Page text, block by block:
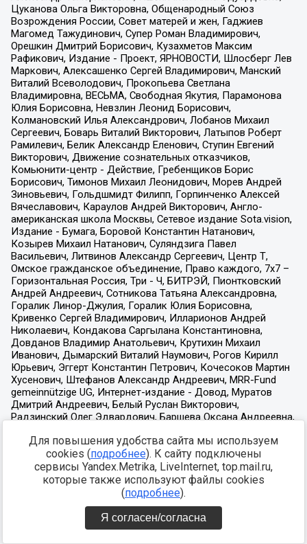
Для повышения удобства сайта мы используем
cookies (подробнее). К сайту подключены
сервисы Yandex.Metrika, LiveInternet, top.mail.ru,
которые также используют файлы cookies
(подробнее).
Я согласен/согласна